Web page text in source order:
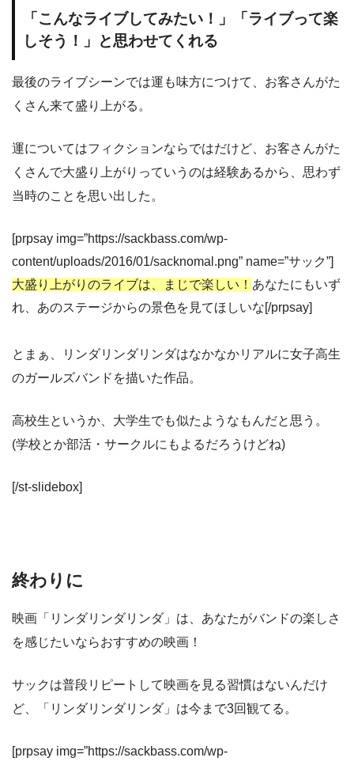
「こんなライブしてみたい！」「ライブって楽
しそう！」と思わせてくれる
最後のライブシーンでは運も味方につけて、お客さんがた
くさん来て盛り上がる。
運についてはフィクションならではだけど、お客さんがた
くさんで大盛り上がりっていうのは経験あるから、思わず
当時のことを思い出した。
[prpsay img=”https://sackbass.com/wp-
content/uploads/2016/01/sacknomal.png” name=”サック”]
大盛り上がりのライブは、まじで楽しい！ あなたにもいず
れ、あのステージからの景色を見てほしいな[/prpsay]
とまぁ、リンダリンダリンダはなかなかリアルに女子高生
のガールズバンドを描いた作品。
高校生というか、大学生でも似たようなもんだと思う。
(学校とか部活・サークルにもよるだろうけどね)
[/st-slidebox]
終わりに
映画「リンダリンダリンダ」は、あなたがバンドの楽しさ
を感じたいならおすすめの映画！
サックは普段リピートして映画を見る習慣はないんだけ
ど、「リンダリンダリンダ」は今まで3回観てる。
[prpsay img=”https://sackbass.com/wp-